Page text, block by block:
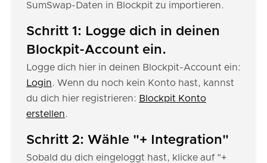
SumSwap-Daten in Blockpit zu importieren.
Schritt 1: Logge dich in deinen
Blockpit-Account ein.
Logge dich hier in deinen Blockpit-Account ein:
Login. Wenn du noch kein Konto hast, kannst
du dich hier registrieren: Blockpit Konto
erstellen.
Schritt 2: Wähle "+ Integration"
Sobald du dich eingeloggt hast, klicke auf "+